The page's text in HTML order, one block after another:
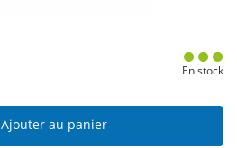
En stock
Ajouter au panier